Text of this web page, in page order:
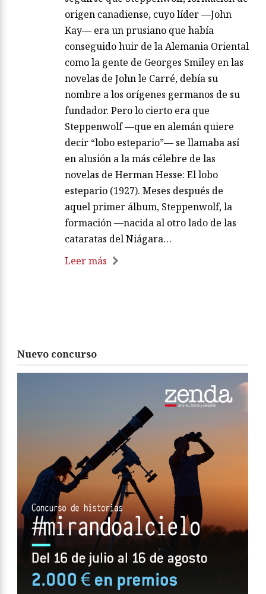
origen canadiense, cuyo líder —John
Kay— era un prusiano que había
conseguido huir de la Alemania Oriental
como la gente de Georges Smiley en las
novelas de John le Carré, debía su
nombre a los orígenes germanos de su
fundador. Pero lo cierto era que
Steppenwolf —que en alemán quiere
decir “lobo estepario”— se llamaba así
en alusión a la más célebre de las
novelas de Herman Hesse: El lobo
estepario (1927). Meses después de
aquel primer álbum, Steppenwolf, la
formación —nacida al otro lado de las
cataratas del Niágara…
Leer más
Nuevo concurso